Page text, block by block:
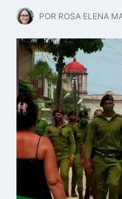
POR ROSA ELENA